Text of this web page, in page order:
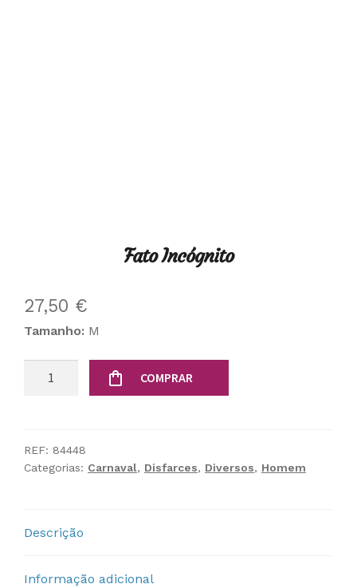
Fato Incógnito
27,50 €
Tamanho: M
COMPRAR
REF: 84448
Categorias: Carnaval, Disfarces, Diversos, Homem
Descrição
Informação adicional